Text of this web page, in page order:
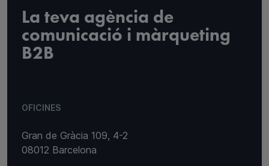
La teva agència de
comunicació i màrqueting
B2B
OFICINES
Gran de Gràcia 109, 4-2
08012 Barcelona